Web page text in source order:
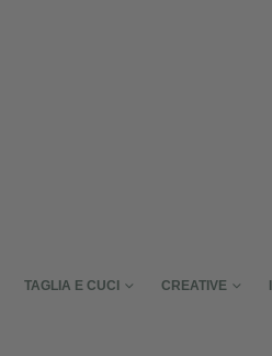
TAGLIA E CUCI CREATIVE